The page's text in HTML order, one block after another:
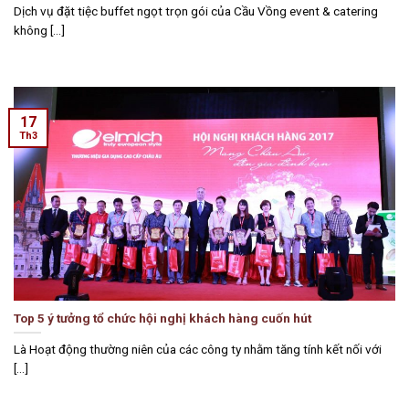
Dịch vụ đặt tiệc buffet ngọt trọn gói của Cầu Vồng event & catering
không [...]
Top 5 ý tưởng tổ chức hội nghị khách hàng cuốn hút
Là Hoạt động thường niên của các công ty nhằm tăng tính kết nối với
[...]
17
Th3